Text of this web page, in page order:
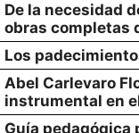
De la necesidad
obras completas
Los
Abel Carlevaro
instrumental en
Guía pedagógica